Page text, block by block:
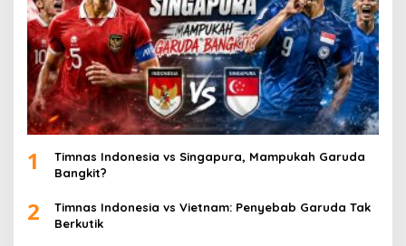
1
Timnas Indonesia vs Singapura, Mampukah Garuda
Bangkit?
2
Timnas Indonesia vs Vietnam: Penyebab Garuda Tak
Berkutik